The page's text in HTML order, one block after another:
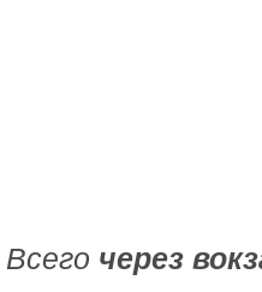
Всего через